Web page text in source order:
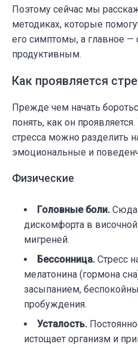
Поэтому сейчас мы
методиках, которые
его симптомы, а главное —
продуктивным.
Как проявляется
Прежде чем начать
понять, как он
стресса можно разделить
эмоциональные и
Физические
Головные боли. Сюда
дискомфорта в
мигреней.
Бессонница. Стресс
мелатонина (гормона
засыпанием,
пробуждения.
Усталость.
истощает организм и